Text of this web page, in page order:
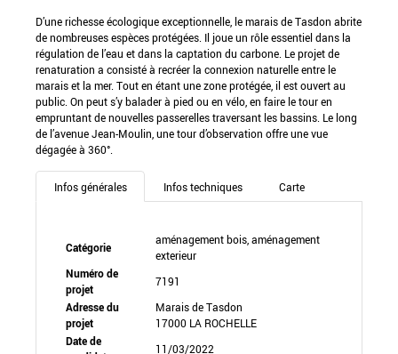
D’une richesse écologique exceptionnelle, le marais de Tasdon abrite
de nombreuses espèces protégées. Il joue un rôle essentiel dans la
régulation de l’eau et dans la captation du carbone. Le projet de
renaturation a consisté à recréer la connexion naturelle entre le
marais et la mer. Tout en étant une zone protégée, il est ouvert au
public. On peut s’y balader à pied ou en vélo, en faire le tour en
empruntant de nouvelles passerelles traversant les bassins. Le long
de l’avenue Jean-Moulin, une tour d’observation offre une vue
dégagée à 360°.
Infos générales Infos techniques Carte
Catégorie
aménagement bois, aménagement
exterieur
Numéro de
projet
7191
Adresse du
projet
Marais de Tasdon
17000 LA ROCHELLE
Date de
11/03/2022